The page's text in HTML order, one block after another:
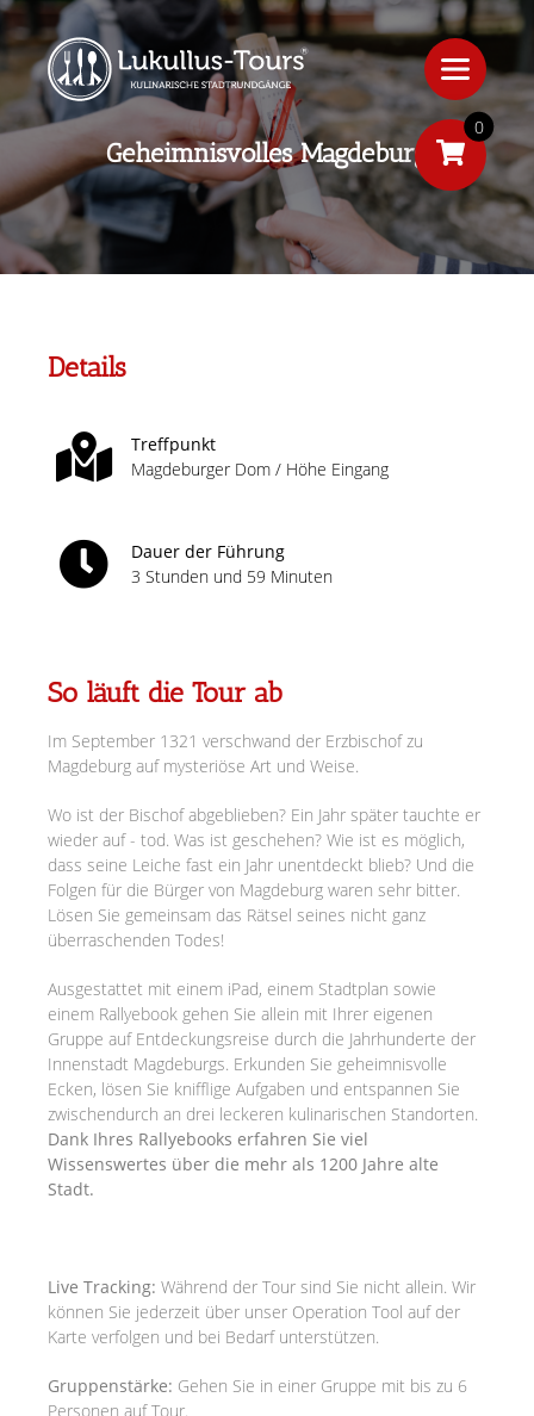
Geheimnisvolles Magdeburg
Details
Treffpunkt
Magdeburger Dom / Höhe Eingang
Dauer der Führung
3 Stunden und 59 Minuten
So läuft die Tour ab
Im September 1321 verschwand der Erzbischof zu
Magdeburg auf mysteriöse Art und Weise.
Wo ist der Bischof abgeblieben? Ein Jahr später tauchte er
wieder auf - tod. Was ist geschehen? Wie ist es möglich,
dass seine Leiche fast ein Jahr unentdeckt blieb? Und die
Folgen für die Bürger von Magdeburg waren sehr bitter.
Lösen Sie gemeinsam das Rätsel seines nicht ganz
überraschenden Todes!
Ausgestattet mit einem iPad, einem Stadtplan sowie
einem Rallyebook gehen Sie allein mit Ihrer eigenen
Gruppe auf Entdeckungsreise durch die Jahrhunderte der
Innenstadt Magdeburgs. Erkunden Sie geheimnisvolle
Ecken, lösen Sie knifflige Aufgaben und entspannen Sie
zwischendurch an drei leckeren kulinarischen Standorten.
Dank Ihres Rallyebooks erfahren Sie viel
Wissenswertes über die mehr als 1200 Jahre alte
Stadt.
Live Tracking: Während der Tour sind Sie nicht allein. Wir
können Sie jederzeit über unser Operation Tool auf der
Karte verfolgen und bei Bedarf unterstützen.
Gruppenstärke: Gehen Sie in einer Gruppe mit bis zu 6
Personen auf Tour.
0